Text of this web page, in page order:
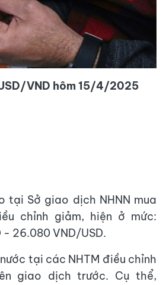
VND hôm 15/4/2025
tại Sở giao dịch NHNN mua
chỉnh giảm, hiện ở mức:
26.080 VND/USD.
tại các NHTM điều chỉnh
giao dịch trước. Cụ thể,